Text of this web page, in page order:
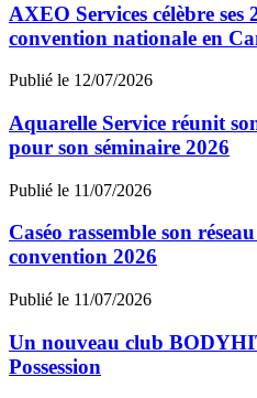
AXEO Services célèbre ses
convention nationale en
Publié le 12/07/2026
Aquarelle Service réunit
pour son séminaire 2026
Publié le 11/07/2026
Caséo rassemble son
convention 2026
Publié le 11/07/2026
Un nouveau club
Possession